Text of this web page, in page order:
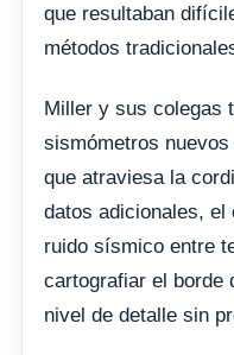
que resultaban
métodos
Miller y sus colegas
sismómetros
que atraviesa la
datos adicionales, el
ruido sísmico entre
cartografiar el borde
nivel de detalle sin